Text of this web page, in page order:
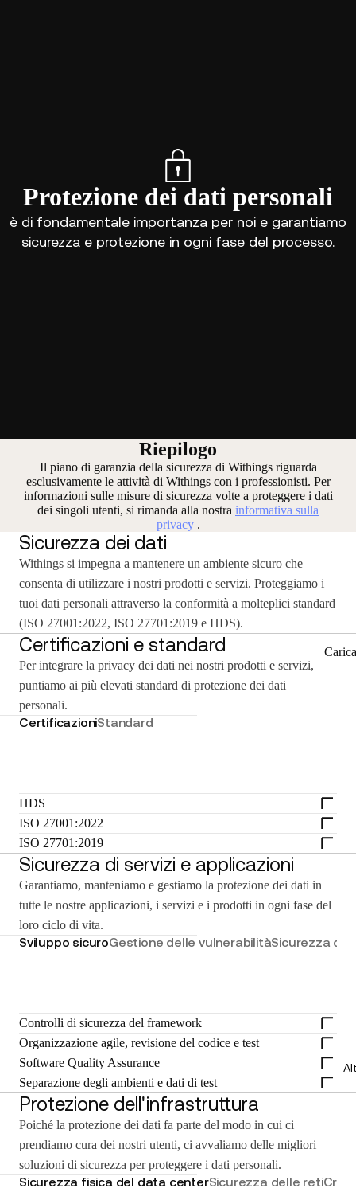
Protezione dei dati personali
è di fondamentale importanza per noi e garantiamo
sicurezza e protezione in ogni fase del processo.
Riepilogo
Il piano di garanzia della sicurezza di Withings riguarda
esclusivamente le attività di Withings con i professionisti. Per
informazioni sulle misure di sicurezza volte a proteggere i dati
dei singoli utenti, si rimanda alla nostra informativa sulla
privacy .
Sicurezza dei dati
Withings si impegna a mantenere un ambiente sicuro che
consenta di utilizzare i nostri prodotti e servizi. Proteggiamo i
tuoi dati personali attraverso la conformità a molteplici standard
(ISO 27001:2022, ISO 27701:2019 e HDS).
Certificazioni e standard
Per integrare la privacy dei dati nei nostri prodotti e servizi,
puntiamo ai più elevati standard di protezione dei dati
personali.
CertificazioniStandard
HDS
ISO 27001:2022
ISO 27701:2019
Sicurezza di servizi e applicazioni
Garantiamo, manteniamo e gestiamo la protezione dei dati in
tutte le nostre applicazioni, i servizi e i prodotti in ogni fase del
loro ciclo di vita.
Sviluppo sicuroGestione delle vulnerabilitàSicurezza
Controlli di sicurezza del framework
Organizzazione agile, revisione del codice e test
Software Quality Assurance
Separazione degli ambienti e dati di test
Protezione dell'infrastruttura
Poiché la protezione dei dati fa parte del modo in cui ci
prendiamo cura dei nostri utenti, ci avvaliamo delle migliori
soluzioni di sicurezza per proteggere i dati personali.
Sicurezza fisica del data centerSicurezza delle reti